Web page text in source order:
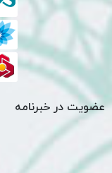
عضویت در خبرنامه